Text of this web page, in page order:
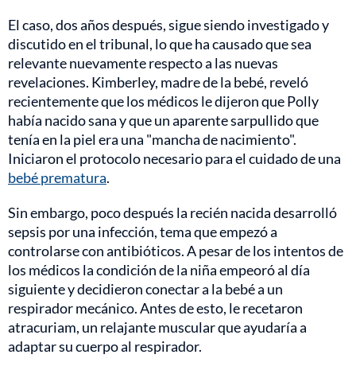
El caso, dos años después, sigue siendo investigado y
discutido en el tribunal, lo que ha causado que sea
relevante nuevamente respecto a las nuevas
revelaciones. Kimberley, madre de la bebé, reveló
recientemente que los médicos le dijeron que Polly
había nacido sana y que un aparente sarpullido que
tenía en la piel era una "mancha de nacimiento".
Iniciaron el protocolo necesario para el cuidado de una
bebé prematura.
Sin embargo, poco después la recién nacida desarrolló
sepsis por una infección, tema que empezó a
controlarse con antibióticos. A pesar de los intentos de
los médicos la condición de la niña empeoró al día
siguiente y decidieron conectar a la bebé a un
respirador mecánico. Antes de esto, le recetaron
atracuriam, un relajante muscular que ayudaría a
adaptar su cuerpo al respirador.